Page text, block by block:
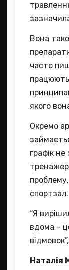
Вона
часто
працюють
якого
Окремо
графік
спортзал.
“Я
вдома –
Наталія